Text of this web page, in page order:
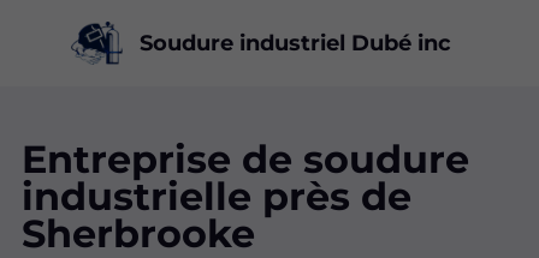
Soudure industriel Dubé inc
Entreprise de soudure
industrielle près de
Sherbrooke